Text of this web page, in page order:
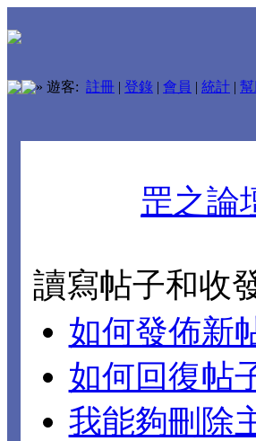
» 遊客: 註冊 | 登錄 | 會員 | 統計 |
罡之論
讀寫帖子和收
如何發佈新
如何回復帖
我能夠刪除